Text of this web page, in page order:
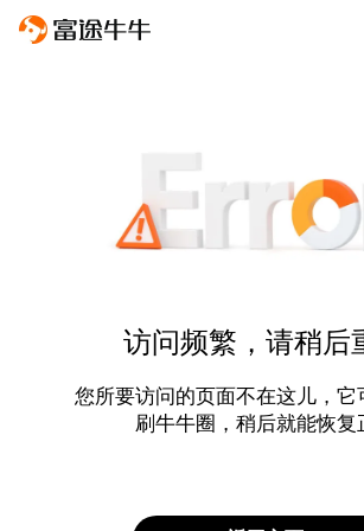
访问频繁，请稍后
您所要访问的页面不在这儿，它
刷牛牛圈，稍后就能恢复